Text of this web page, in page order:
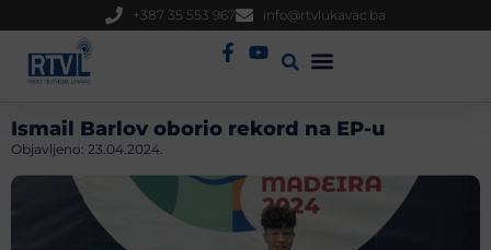
+387 35 553 967 info@rtvlukavac.ba
Ismail Barlov oborio rekord na EP-u
Objavljeno: 23.04.2024.